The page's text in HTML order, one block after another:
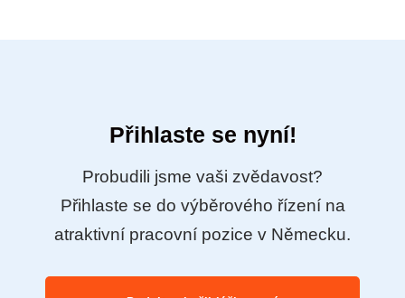
Přihlaste se nyní!
Probudili jsme vaši zvědavost?
Přihlaste se do výběrového řízení na
atraktivní pracovní pozice v Německu.